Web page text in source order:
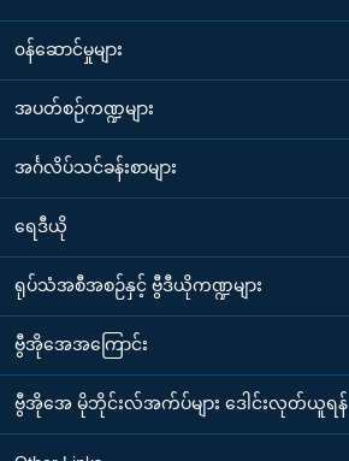
၀န်ဆောင်မှုများ
အပတ်စဉ်ကဏ္ဍများ
အင်္ဂလိပ်သင်ခန်းစာများ
ရေဒီယို
ရုပ်သံအစီအစဉ်နှင့် ဗွီဒီယိုကဏ္ဍများ
ဗွီအိုအေအကြောင်း
ဗွီအိုအေ မိုဘိုင်းလ်အက်ပ်များ ဒေါင်းလုတ်ယူရန်